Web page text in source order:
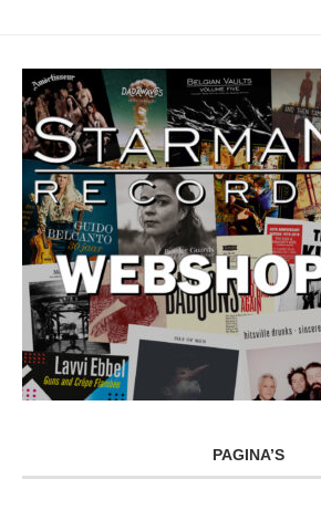
PAGINA’S